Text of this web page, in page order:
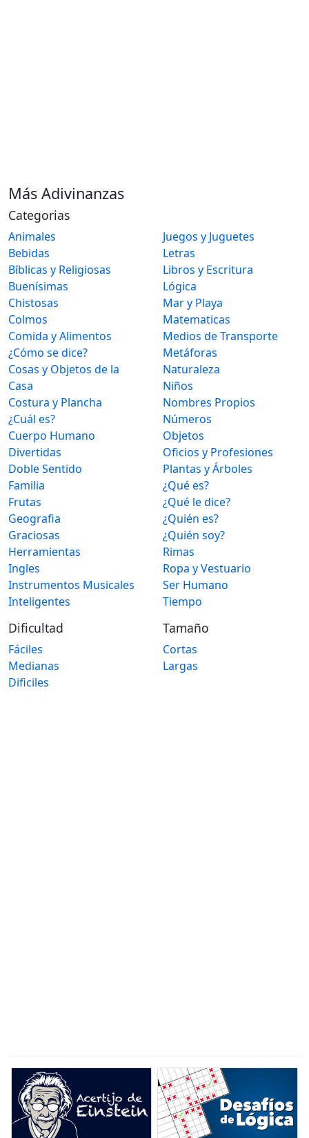
Más Adivinanzas
Categorias
Animales
Bebidas
Bíblicas y Religiosas
Buenísimas
Chistosas
Colmos
Comida y Alimentos
¿Cómo se dice?
Cosas y Objetos de la
Casa
Costura y Plancha
¿Cuál es?
Cuerpo Humano
Divertidas
Doble Sentido
Familia
Frutas
Geografia
Graciosas
Herramientas
Ingles
Instrumentos Musicales
Inteligentes
Juegos y Juguetes
Letras
Libros y Escritura
Lógica
Mar y Playa
Matematicas
Medios de Transporte
Metáforas
Naturaleza
Niños
Nombres Propios
Números
Objetos
Oficios y Profesiones
Plantas y Árboles
¿Qué es?
¿Qué le dice?
¿Quién es?
¿Quién soy?
Rimas
Ropa y Vestuario
Ser Humano
Tiempo
Dificultad
Fáciles
Medianas
Dificiles
Tamaño
Cortas
Largas